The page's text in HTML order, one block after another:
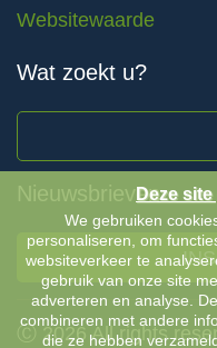
Websitewaarde
Wat zoekt u?
Nieuwsbrieven
Ⓒ 2026 All rights
Deze
We gebruiken
personaliseren, om
websiteverkeer te
gebruik van onze site
adverteren en analyse.
combineren met andere
die ze hebben